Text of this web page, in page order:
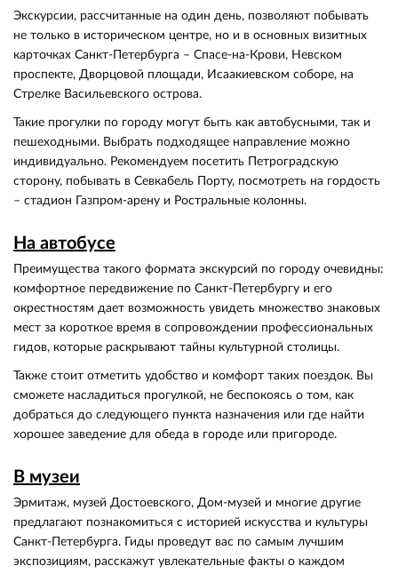
Экскурсии, рассчитанные на один день, позволяют побывать
не только в историческом центре, но и в основных визитных
карточках Санкт-Петербурга – Спасе-на-Крови, Невском
проспекте, Дворцовой площади, Исаакиевском соборе, на
Стрелке Васильевского острова.
Такие прогулки по городу могут быть как автобусными, так и
пешеходными. Выбрать подходящее направление можно
индивидуально. Рекомендуем посетить Петроградскую
сторону, побывать в Севкабель Порту, посмотреть на гордость
– стадион Газпром-арену и Ростральные колонны.
На автобусе
Преимущества такого формата экскурсий по городу очевидны:
комфортное передвижение по Санкт-Петербургу и его
окрестностям дает возможность увидеть множество знаковых
мест за короткое время в сопровождении профессиональных
гидов, которые раскрывают тайны культурной столицы.
Также стоит отметить удобство и комфорт таких поездок. Вы
сможете насладиться прогулкой, не беспокоясь о том, как
добраться до следующего пункта назначения или где найти
хорошее заведение для обеда в городе или пригороде.
В музеи
Эрмитаж, музей Достоевского, Дом-музей и многие другие
предлагают познакомиться с историей искусства и культуры
Санкт-Петербурга. Гиды проведут вас по самым лучшим
экспозициям, расскажут увлекательные факты о каждом